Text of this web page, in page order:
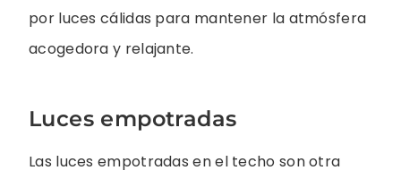
por luces cálidas para mantener la atmósfera
acogedora y relajante.
Luces empotradas
Las luces empotradas en el techo son otra